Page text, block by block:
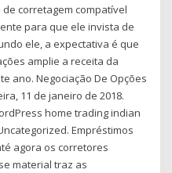
corretagem compatível
para que ele invista de
ele, a expectativa é que
amplie a receita da
ano. Negociação De Opções
11 de janeiro de 2018.
home trading indian
Empréstimos
agora os corretores
material traz as